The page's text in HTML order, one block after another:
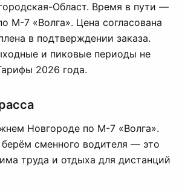
Област. Время в пути —
М-7 «Волга». Цена согласована
в подтверждении заказа.
и пиковые периоды не
2026 года.
Новгороде по М-7 «Волга».
сменного водителя — это
труда и отдыха для дистанций